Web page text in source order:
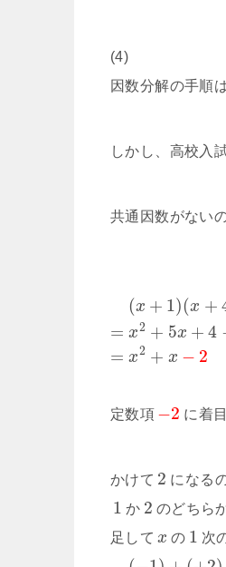
(4)
因数分解の手順
しかし、高校入
共通因数がない
(x + 1)(x +
= x2 + 5x + 4
= x2 + x − 2
定数項 −2 に着
かけて 2 になる
1 か 2 のどちら
足して x の 1 次